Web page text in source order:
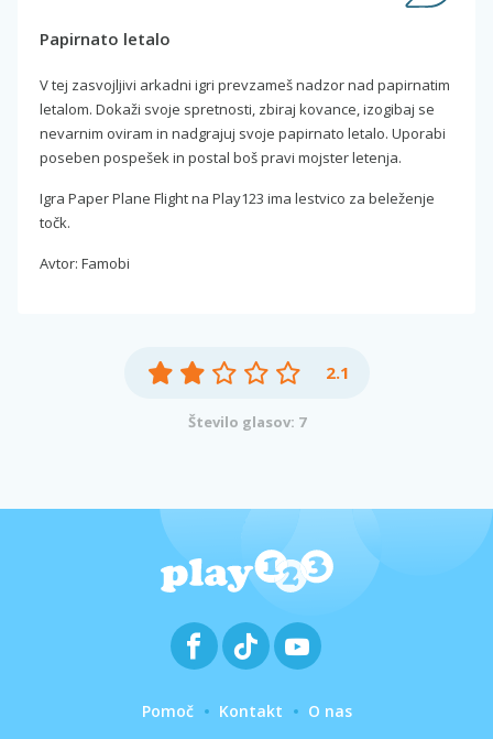
Papirnato letalo
V tej zasvojljivi arkadni igri prevzameš nadzor nad papirnatim
letalom. Dokaži svoje spretnosti, zbiraj kovance, izogibaj se
nevarnim oviram in nadgrajuj svoje papirnato letalo. Uporabi
poseben pospešek in postal boš pravi mojster letenja.
Igra Paper Plane Flight na Play123 ima lestvico za beleženje
točk.
Avtor: Famobi
2.1
Število glasov: 7
Pomoč Kontakt O nas